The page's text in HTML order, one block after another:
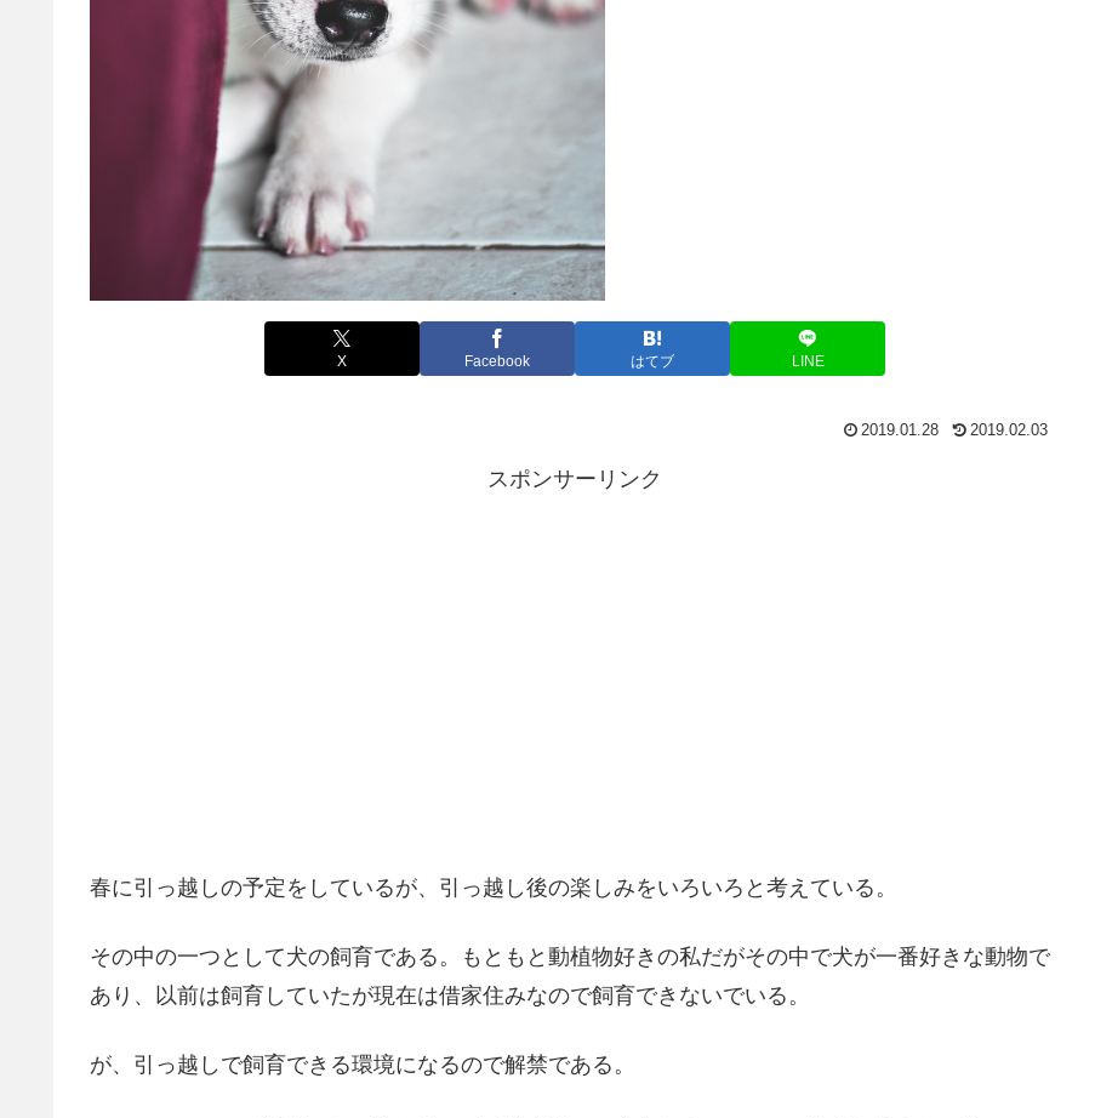
X Facebook はてブ LINE
2019.01.28 2019.02.03
スポンサーリンク
春に引っ越しの予定をしているが、引っ越し後の楽しみをいろいろと考えている。
その中の一つとして犬の飼育である。もともと動植物好きの私だがその中で犬が一番好きな動物で
あり、以前は飼育していたが現在は借家住みなので飼育できないでいる。
が、引っ越しで飼育できる環境になるので解禁である。